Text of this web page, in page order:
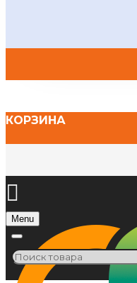
КОРЗИНА
Menu